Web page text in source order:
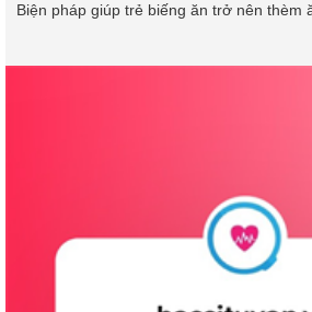
Biện pháp giúp trẻ biếng ăn trở nên thèm